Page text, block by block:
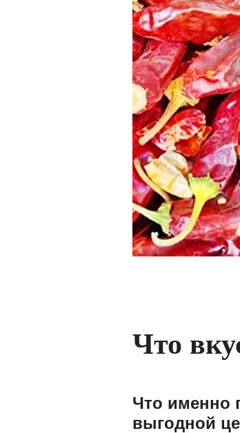
Что
Что именно
выгодной